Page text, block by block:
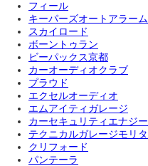
フィール
キーパーズオートアラーム
スカイロード
ボーントゥラン
ビーパックス京都
カーオーディオクラブ
プラウド
エクセルオーディオ
エムアイティガレージ
カーセキュリティエナジー
テクニカルガレージモリタ
クリフォード
パンテーラ